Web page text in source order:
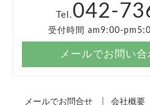
Tel. 042-
受付時間 am9:00-
メールでお問い
メールでお問合せ 会社概要